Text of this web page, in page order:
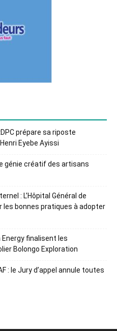
prépare sa riposte
Eyebe Ayissi
génie créatif des artisans
: L’Hôpital Général de
les bonnes pratiques à adopter
Energy finalisent les
Bolongo Exploration
: le Jury d’appel annule toutes